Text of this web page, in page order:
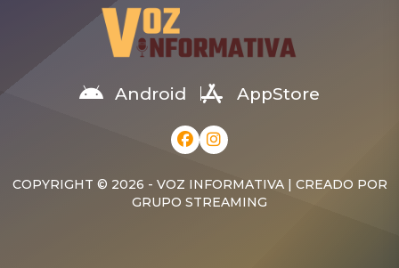
propuestas dedicadas al
béisbol y al deporte en la
televisión dominicana. La
nueva temporada que inicia
través de Digital 15, […]
dejan claro que la apuesta
un mismo escenario a
figuras que han marcado la
música dominicana y latina
junto […]
Android AppStore
COPYRIGHT © 2026 - VOZ INFORMATIVA | CREADO POR
GRUPO STREAMING